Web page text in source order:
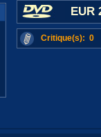
EUR
Critique(s): 0